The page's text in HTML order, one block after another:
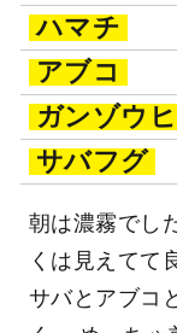
ハマチ
アブコ
ガンゾウ
サバフグ
朝は濃霧でし
くは見えてて
サバとアブコ